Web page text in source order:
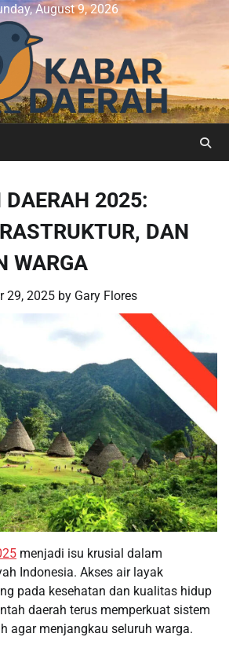
August 9, 2026
DAERAH 2025:
DAN
WARGA
29, 2025 by Gary Flores
menjadi isu krusial dalam
Indonesia. Akses air layak
pada kesehatan dan kualitas hidup
daerah terus memperkuat sistem
agar menjangkau seluruh warga.